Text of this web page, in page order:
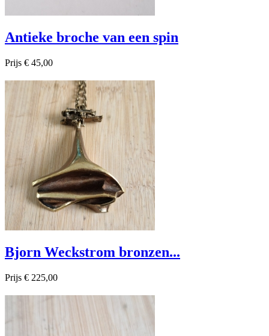
Antieke broche van een spin
Prijs € 45,00
Snel bekijken
Bjorn Weckstrom bronzen...
Prijs € 225,00